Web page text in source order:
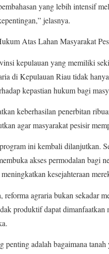
yang lebih intensif
jelasnya.
Atas Lahan Masyarakat
kepulauan yang memiliki
di Kepulauan Riau tidak
kepastian hukum bagi
keberhasilan penerbitan
agar masyarakat pesisir
ini kembali dilanjutkan.
akses permodalan bagi
kesejahteraan
reforma agraria bukan sekadar
produktif dapat dimanfaatkan
penting adalah bagaimana